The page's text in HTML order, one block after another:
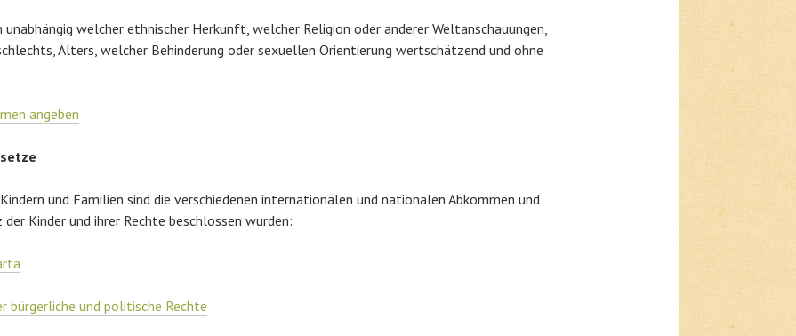
unabhängig welcher ethnischer Herkunft, welcher Religion oder anderer Weltanschauungen,
Alters, welcher Behinderung oder sexuellen Orientierung wertschätzend und ohne
angeben
und Familien sind die verschiedenen internationalen und nationalen Abkommen und
Kinder und ihrer Rechte beschlossen wurden:
bürgerliche und politische Rechte